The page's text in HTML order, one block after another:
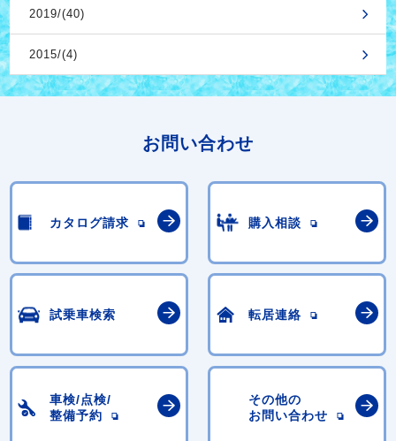
2019/(40)
2015/(4)
お問い合わせ
カタログ請求 購入相談
試乗車検索 転居連絡
車検/点検/
整備予約
その他の
お問い合わせ